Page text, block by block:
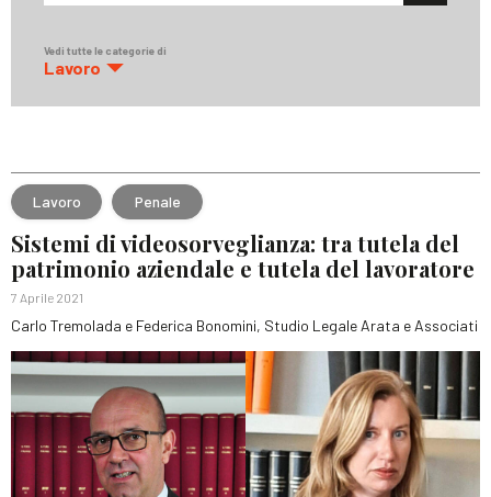
Vedi tutte le categorie di
Lavoro
Lavoro Penale
Sistemi di videosorveglianza: tra tutela del
patrimonio aziendale e tutela del lavoratore
7 Aprile 2021
Carlo Tremolada e Federica Bonomini, Studio Legale Arata e Associati